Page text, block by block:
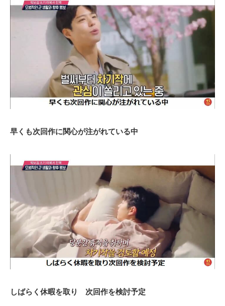
早くも次回作に関心が注がれている中
しばらく休暇を取り 次回作を検討予定